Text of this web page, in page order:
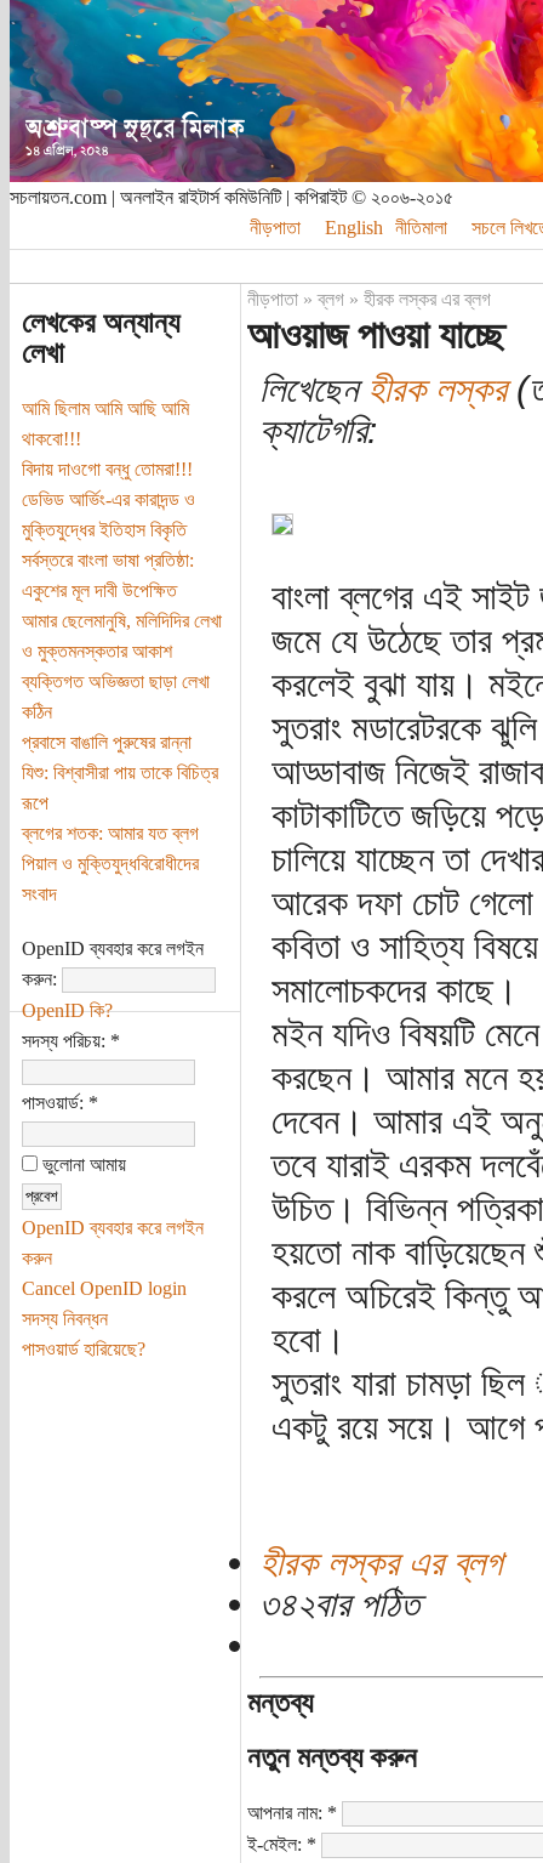
সচলায়তন.com | অনলাইন রাইটার্স কমিউনিটি | কপিরাইট © ২০০৬-২০১৫
নীড়পাতা
English নীতিমালা সচলে
লেখকের অন্যান্য
লেখা
আমি ছিলাম আমি আছি আমি
থাকবো!!!
বিদায় দাওগো বন্ধু তোমরা!!!
ডেভিড আর্ভিং-এর কারাদন্ড ও
মুক্তিযুদ্ধের ইতিহাস বিকৃতি
সর্বস্তরে বাংলা ভাষা প্রতিষ্ঠা:
একুশের মূল দাবী উপেক্ষিত
আমার ছেলেমানুষি, মলিদিদির লেখা
ও মুক্তমনস্কতার আকাশ
ব্যক্তিগত অভিজ্ঞতা ছাড়া লেখা
কঠিন
প্রবাসে বাঙালি পুরুষের রান্না
যিশু: বিশ্বাসীরা পায় তাকে বিচিত্র
রূপে
ব্লগের শতক: আমার যত ব্লগ
পিয়াল ও মুক্তিযুদ্ধবিরোধীদের
সংবাদ
OpenID ব্যবহার করে লগইন
করুন:
OpenID কি?
সদস্য পরিচয়: *
পাসওয়ার্ড: *
ভুলোনা আমায়
OpenID ব্যবহার করে লগইন
করুন
Cancel OpenID login
সদস্য নিবন্ধন
পাসওয়ার্ড হারিয়েছে?
নীড়পাতা»ব্লগ» হীরক লস্কর এর ব্লগ
আওয়াজ পাওয়া যাচ্ছে
লিখেছেনহীরক লস্কর
ক্যাটেগরি:
বাংলা ব্লগের এই
জমে যে উঠেছে তার
করলেই বুঝা যায়।
সুতরাং মডারেটরকে
আড্ডাবাজ নিজেই
কাটাকাটিতে জড়িয়ে
চালিয়ে যাচ্ছেন তা
আরেক দফা চোট গেলো
কবিতা ও সাহিত্য
সমালোচকদের কাছে।
মইন যদিও বিষয়টি
করছেন। আমার মনে
দেবেন। আমার এই
তবে যারাই এরকম
উচিত। বিভিন্ন
হয়তো নাক
করলে অচিরেই কিন্তু
হবো।
সুতরাং যারা চামড়া
একটু রয়ে সয়ে। আগে
হীরক লস্কর এর ব্লগ
৩৪২বার পঠিত
মন্তব্য
নতুন মন্তব্য করুন
আপনার নাম: *
ই-মেইল: *